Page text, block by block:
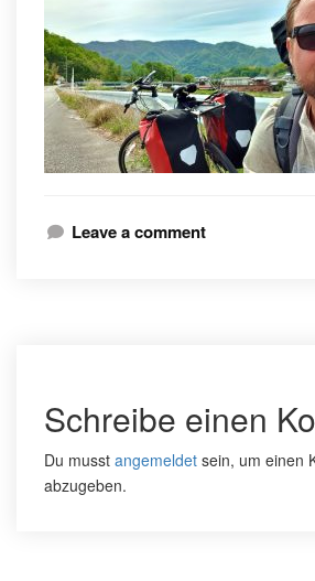
Leave a comment
Schreibe einen
Du musst angemeldet sein, um einen
abzugeben.